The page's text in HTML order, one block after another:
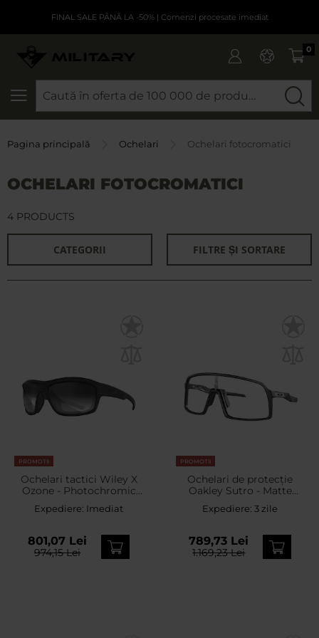
FINAL SALE PÂNĂ LA -50% | Comenzi procesate imediat
0
Pagina principală Ochelari Ochelari fotocromatici
OCHELARI FOTOCROMATICI
CATEGORII FILTRE ȘI SORTARE
4 PRODUCTS
PROMOTII
Ochelari tactici Wiley X
Ozone - Photochromic
Grey/Matte Black
Expediere: Imediat
801,07 Lei
974,15 Lei
PROMOTII
Ochelari de protecție
Oakley Sutro - Matte
Carbon/Clear
Photochromic
Expediere:3 zile
789,73 Lei
1.169,23 Lei